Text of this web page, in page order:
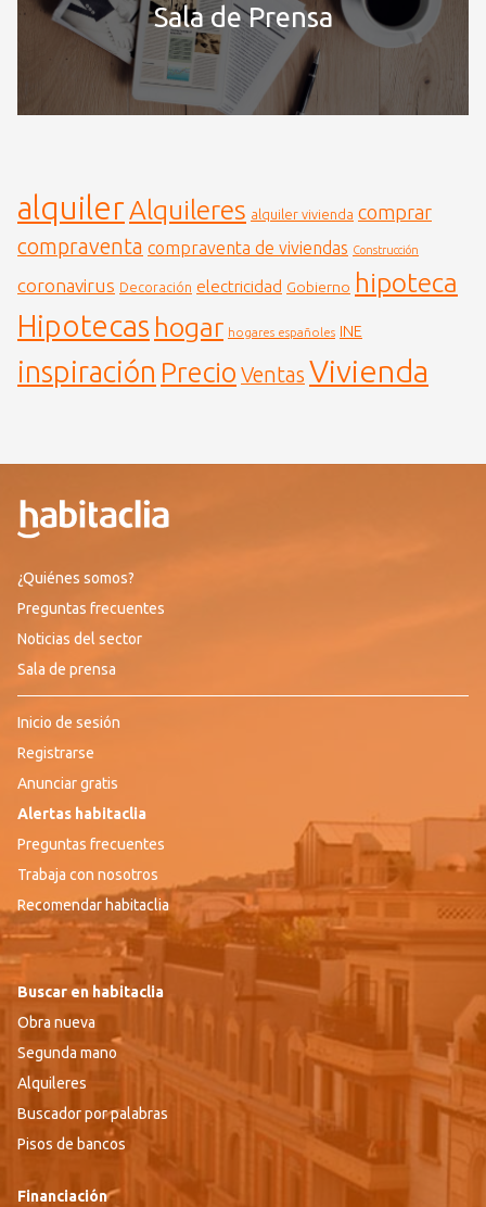
Sala de Prensa
alquilerAlquileres alquiler vivienda comprar
compraventa compraventa de viviendas Construcción
coronavirus Decoración electricidad Gobierno hipoteca
Hipotecas hogar hogares españoles INE
inspiración Precio Ventas Vivienda
¿Quiénes somos?
Preguntas frecuentes
Noticias del sector
Sala de prensa
Inicio de sesión
Registrarse
Anunciar gratis
Alertas habitaclia
Preguntas frecuentes
Trabaja con nosotros
Recomendar habitaclia
Buscar en habitaclia
Obra nueva
Segunda mano
Alquileres
Buscador por palabras
Pisos de bancos
Financiación